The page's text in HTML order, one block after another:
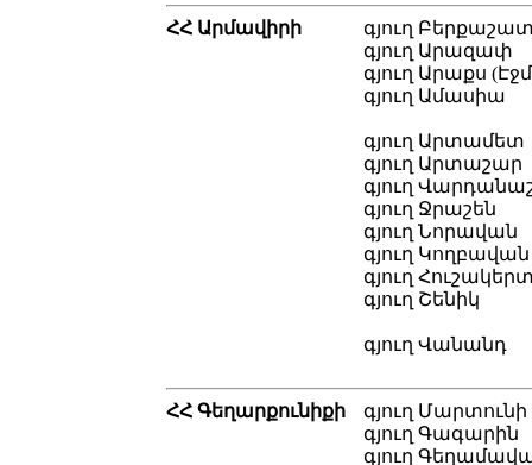
ՀՀ Արմավիրի
գյուղ
գյուղ Արազափ
գյուղ Արաքս
գյուղ Ամասիա
գյուղ Արտամետ
գյուղ Արտաշար
գյուղ
գյուղ Ջրաշեն
գյուղ Նորավան
գյուղ Կողբավան
գյուղ
գյուղ Շենիկ
գյուղ Վանանդ
ՀՀ Գեղարքունիքի
գյուղ Մարտունի
գյուղ Գագարին
գյուղ